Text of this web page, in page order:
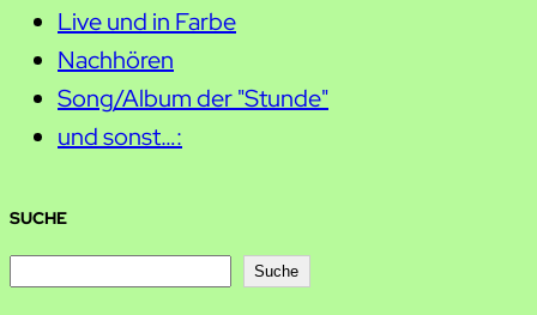
Live und in Farbe
Nachhören
Song/Album der "Stunde"
und sonst…:
SUCHE
Suche